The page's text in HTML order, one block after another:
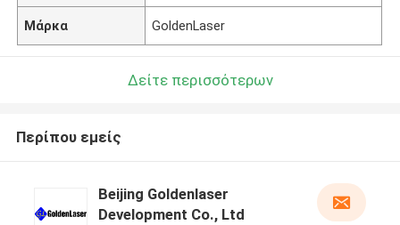
Μάρκα GoldenLaser
Δείτε περισσότερων
Περίπου εμείς
Beijing Goldenlaser
Development Co., Ltd